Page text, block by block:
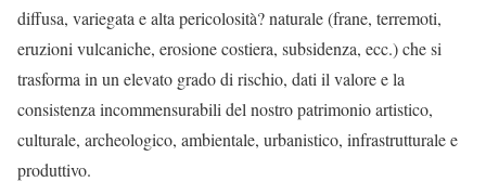
diffusa, variegata e alta pericolosità? naturale (frane, terremoti,
eruzioni vulcaniche, erosione costiera, subsidenza, ecc.) che si
trasforma in un elevato grado di rischio, dati il valore e la
consistenza incommensurabili del nostro patrimonio artistico,
culturale, archeologico, ambientale, urbanistico, infrastrutturale e
produttivo.